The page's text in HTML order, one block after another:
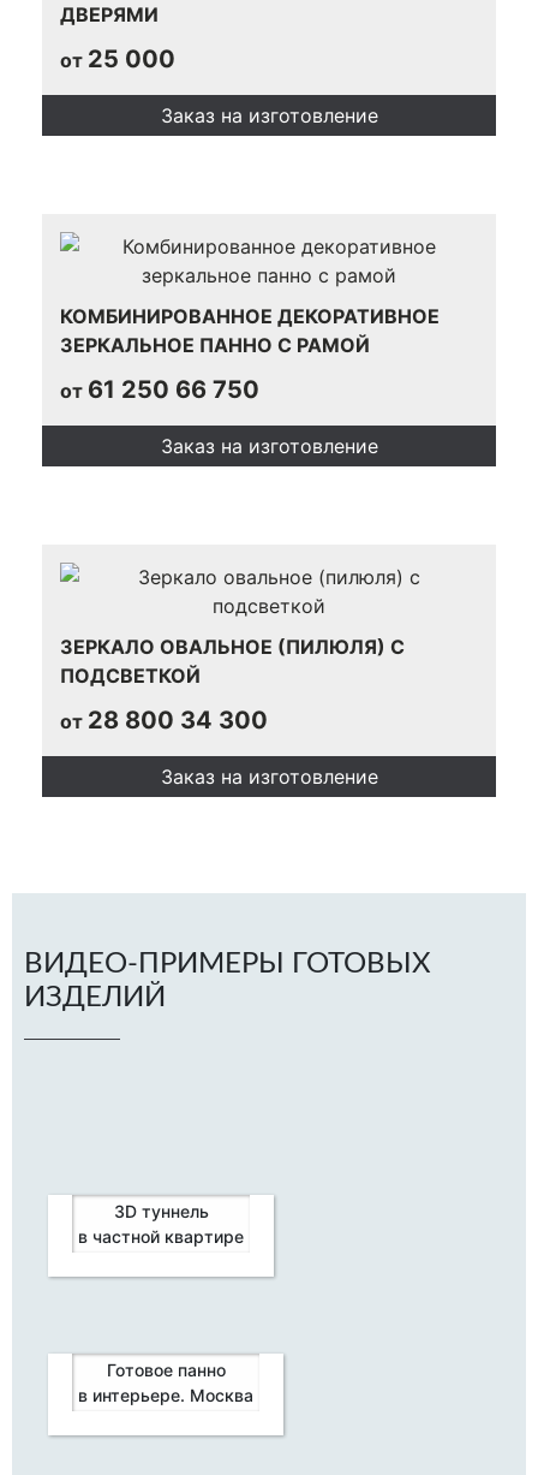
ДВЕРЯМИ
от 25 000
Заказ на изготовление
КОМБИНИРОВАННОЕ ДЕКОРАТИВНОЕ
ЗЕРКАЛЬНОЕ ПАННО С РАМОЙ
от 61 250 66 750
Заказ на изготовление
ЗЕРКАЛО ОВАЛЬНОЕ (ПИЛЮЛЯ) С
ПОДСВЕТКОЙ
от 28 800 34 300
Заказ на изготовление
ВИДЕО-ПРИМЕРЫ ГОТОВЫХ
ИЗДЕЛИЙ
3D туннель
в частной квартире
Готовое панно
в интерьере. Москва